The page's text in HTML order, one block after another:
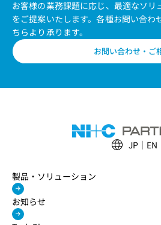
お客様の業務課題に応じ、最適なソリ
をご提案いたします。各種お問い合わ
ちらより承ります。
お問い合わせ・ご
JP EN
製品・ソリューション
お知らせ